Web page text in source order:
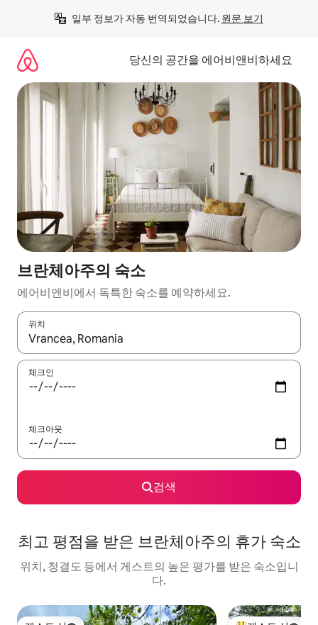
일부 정보가 자동 번역되었습니다. 원문 보기
당신의 공간을 에어비앤비하세요
브란체아주의 숙소
에어비앤비에서 독특한 숙소를 예약하세요.
위치
결과가 나오면 위·아래 화살표 키를 사용하거나 터치 또는 스와이
체크인
체크아웃
검색
최고 평점을 받은 브란체아주의 휴가 숙소
위치, 청결도 등에서 게스트의 높은 평가를 받은 숙소입니
다.